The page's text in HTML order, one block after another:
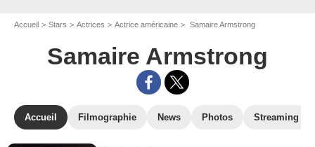
Accueil Stars Actrices Actrice américaine Samaire Armstrong
Samaire Armstrong
Accueil Filmographie News Photos Streaming